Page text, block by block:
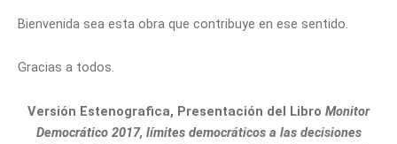
Bienvenida sea esta obra que contribuye en ese sentido.
Gracias a todos.
Versión Estenografica, Presentación del Libro Monitor
Democrático 2017, límites democráticos a las decisiones